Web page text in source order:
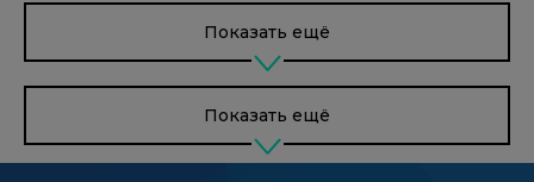
Показать ещё
Показать ещё